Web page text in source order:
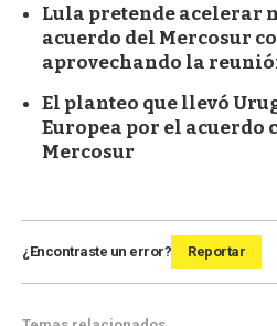
Lula pretende acelerar
acuerdo del Mercosur
aprovechando la
El planteo que llevó
Europea por el acuerdo
Mercosur
¿Encontraste un error? Reportar